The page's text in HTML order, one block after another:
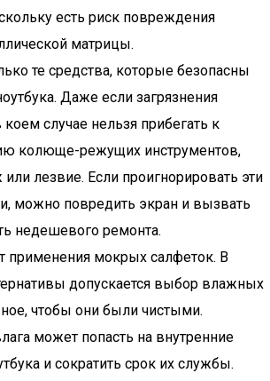
есть риск повреждения
матрицы.
те средства, которые безопасны
Даже если загрязнения
случае нельзя прибегать к
колюще-режущих инструментов,
или лезвие. Если проигнорировать эти
можно повредить экран и вызвать
недешевого ремонта.
применения мокрых салфеток. В
допускается выбор влажных
чтобы они были чистыми.
может попасть на внутренние
и сократить срок их службы.